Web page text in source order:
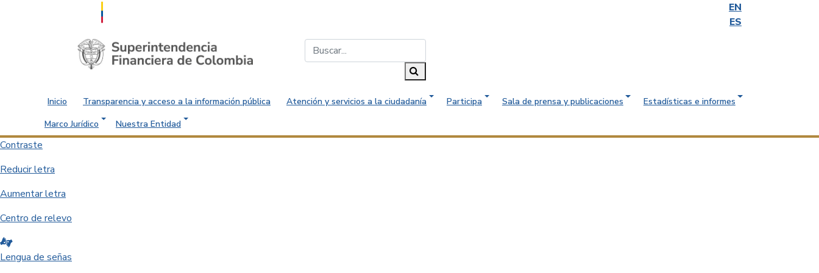
EN
ES
Saltar al contenido principal
Inicio Transparencia y acceso a la información pública Atención y servicios a la ciudadanía Participa Sala de prensa y publicaciones
Estadísticas e informes
Marco Jurídico
Nuestra Entidad
Contraste
Reducir letra
Aumentar letra
Centro de relevo
Lengua de señas